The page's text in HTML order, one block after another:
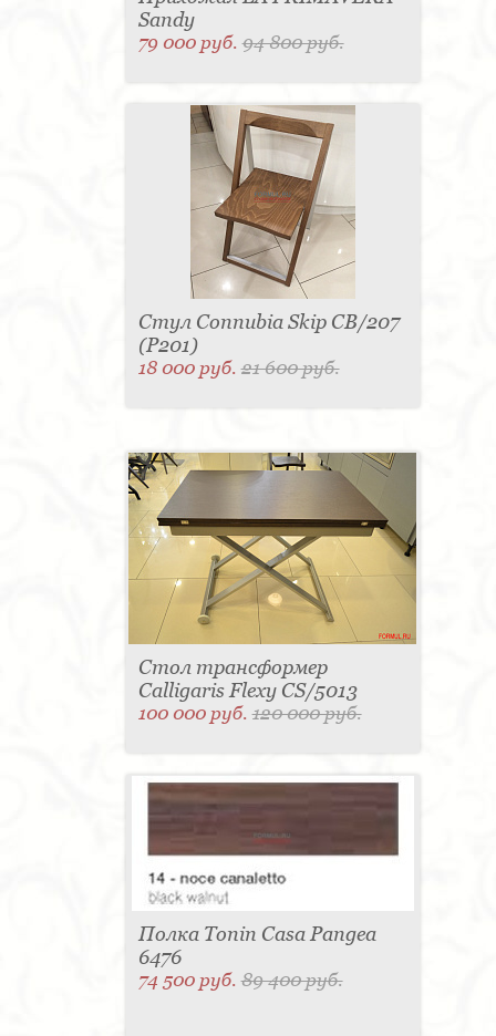
Sandy
79 000 руб.94 800 руб.
Стул Connubia Skip CB/207
(Р201)
18 000 руб.21 600 руб.
Стол трансформер
Calligaris Flexy CS/5013
100 000 руб.120 000 руб.
Полка Tonin Casa Pangea
6476
74 500 руб.89 400 руб.